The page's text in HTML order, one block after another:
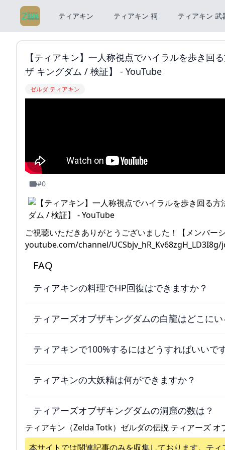
ティアキン ティアキン 祠 ティアキン 武
【ティアキン】一人称視点でハイラルを歩き回
ザ キングダム / 検証】 - YouTube
ゼルダ ティアキン
#0
ご視聴いただきありがとうございました！【メンバー
youtube.com/channel/
FAQ
ティアキンの料理でHP回復はできますか？
ティアーズオブザキングダムの白龍はどこに
ティアキンで100%するにはどうすればいいで
ティアキンの大妖精は何ができますか？
ティアーズオブザキングダムの洞窟の数は？
ティアキン（Zelda Totk）ゼルダの伝説 ティアーズ
本サイトでは関連記事のみを収集しております。 ティ